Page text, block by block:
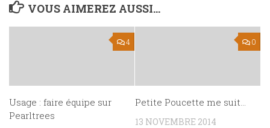
VOUS AIMEREZ AUSSI...
4
Usage : faire équipe sur
Pearltrees
0
Petite Poucette me suit…
13 NOVEMBRE 2014